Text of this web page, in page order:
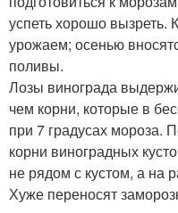
успеть хорошо вызреть.
урожаем; осенью
поливы.
Лозы винограда
чем корни, которые в
при 7 градусах мороза.
корни виноградных
не рядом с кустом, а на
Хуже переносят